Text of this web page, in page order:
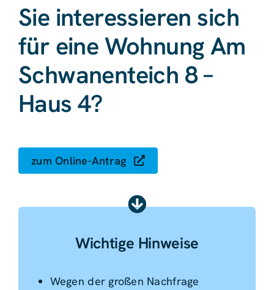
Sie interessieren sich
für eine Wohnung Am
Schwanenteich 8 –
Haus 4?
zum Online-Antrag
Wichtige Hinweise
Wegen der großen Nachfrage